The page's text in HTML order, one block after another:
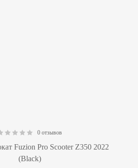
0 отзывов
Fuzion Pro Scooter Z350 2022
(Black)